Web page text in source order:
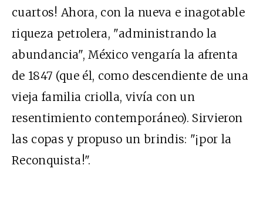
cuartos! Ahora, con la nueva e inagotable
riqueza petrolera, "administrando la
abundancia", México vengaría la afrenta
de 1847 (que él, como descendiente de una
vieja familia criolla, vivía con un
resentimiento contemporáneo). Sirvieron
las copas y propuso un brindis: "¡por la
Reconquista!".